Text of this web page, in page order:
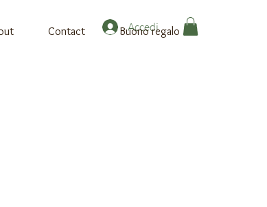
Accedi
Contact Buono regalo